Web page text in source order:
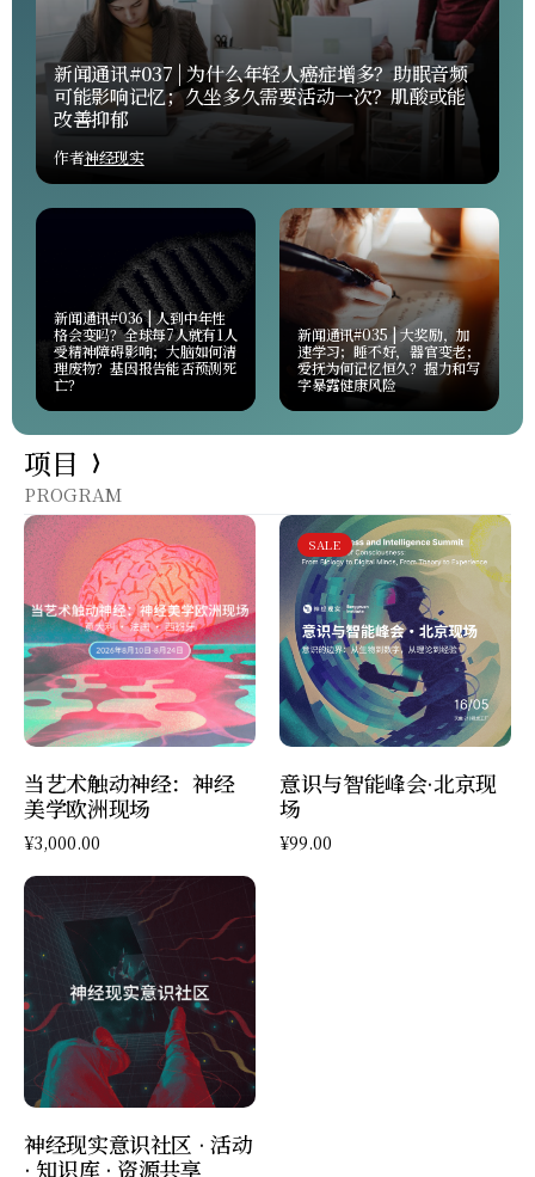
新闻通讯#037 | 为什么年轻人癌症增多？助眠音频
可能影响记忆；久坐多久需要活动一次？肌酸或能
改善抑郁
作者神经现实
新闻通讯#036 | 人到中年性
格会变吗？全球每7人就有1人
受精神障碍影响；大脑如何清
理废物？基因报告能否预测死
亡？
新闻通讯#035 | 大奖励，加
速学习；睡不好，器官变老；
爱抚为何记忆恒久？握力和写
字暴露健康风险
项目
PROGRAM
加入购物车
当艺术触动神经：神经
美学欧洲现场
¥3,000.00
SALE
查看产品
意识与智能峰会·北京现
场
¥99.00
加入购物车
神经现实意识社区 · 活动
· 知识库 · 资源共享